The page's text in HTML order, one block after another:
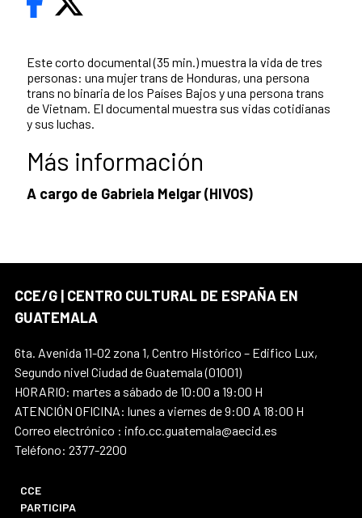
Este corto documental (35 min.) muestra la vida de tres
personas: una mujer trans de Honduras, una persona
trans no binaria de los Países Bajos y una persona trans
de Vietnam. El documental muestra sus vidas cotidianas
y sus luchas.
Más información
A cargo de Gabriela Melgar (HIVOS)
CCE/G | CENTRO CULTURAL DE ESPAÑA EN
GUATEMALA
6ta. Avenida 11-02 zona 1, Centro Histórico – Edifico Lux,
Segundo nivel Ciudad de Guatemala (01001)
HORARIO: martes a sábado de 10:00 a 19:00 H
ATENCIÓN OFICINA: lunes a viernes de 9:00 A 18:00 H
Correo electrónico : info.cc.guatemala@aecid.es
Teléfono: 2377-2200
CCE
PARTICIPA